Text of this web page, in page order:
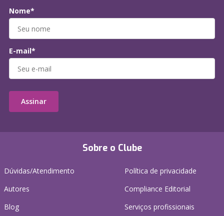
Sobre o Clube
Dúvidas/Atendimento
Autores
Blog
Política de privacidade
Compliance Editorial
Serviços profissionais
Nome*
E-mail*
Assinar